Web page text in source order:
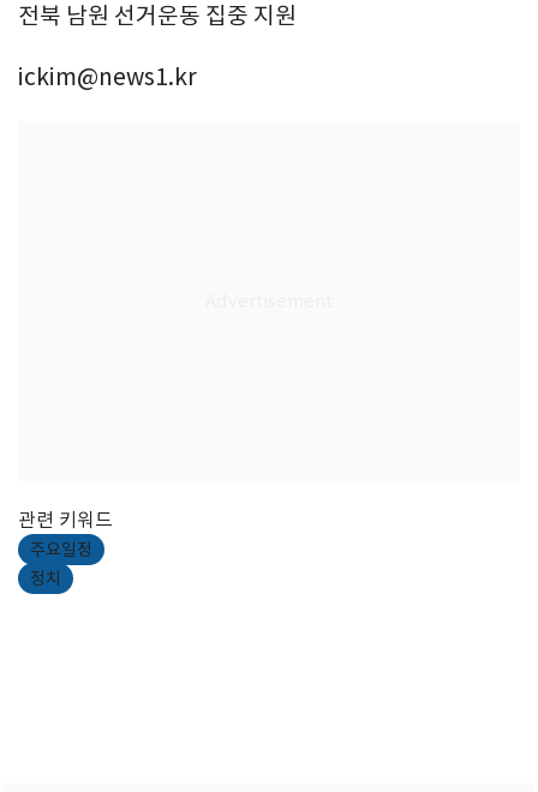
전북 남원 선거운동 집중 지원
ickim@news1.kr
관련 키워드
주요일정
정치